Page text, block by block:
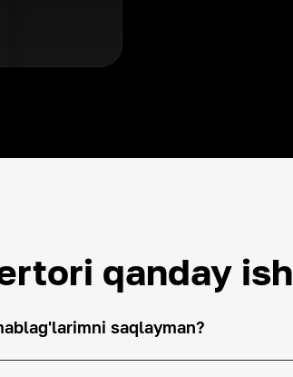
qanday
saqlayman?